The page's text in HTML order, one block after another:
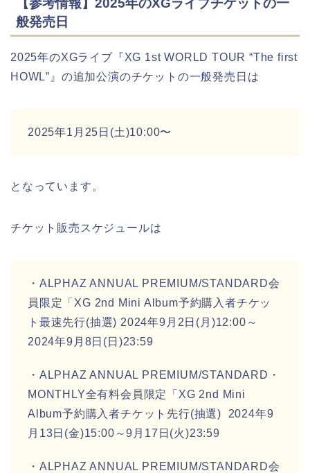
【参考情報】2025年のXGライブチケットの一
般発売日
2025年のXGライブ『XG 1st WORLD TOUR “The first
HOWL”』の追加公演のチケットの一般発売日は
2025年1月25日(土)10:00〜
となっています。
チケット販売スケジュールは
・ALPHAZ ANNUAL PREMIUM/STANDARD会
員限定「XG 2nd Mini Album予約購入者チケッ
ト最速先行(抽選) 2024年9月2日(月)12:00～
2024年9月8日(日)23:59
・ALPHAZ ANNUAL PREMIUM/STANDARD・
MONTHLY全有料会員限定「XG 2nd Mini
Album予約購入者チケット先行(抽選) 2024年9
月13日(金)15:00～9月17日(火)23:59
・ALPHAZ ANNUAL PREMIUM/STANDARD会